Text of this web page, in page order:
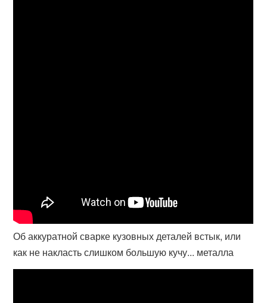
Об аккуратной сварке кузовных деталей встык, или
как не накласть слишком большую кучу... металла